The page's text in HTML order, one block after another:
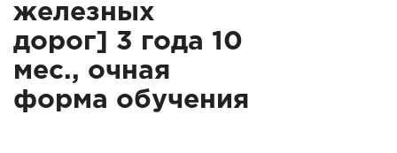
железных
дорог] 3 года 10
мес., очная
форма обучения